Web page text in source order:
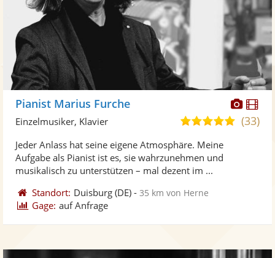
Pianist Marius Furche
5,0(33)
Einzelmusiker, Klavier
Jeder Anlass hat seine eigene Atmosphäre. Meine
Aufgabe als Pianist ist es, sie wahrzunehmen und
musikalisch zu unterstützen – mal dezent im ...
Standort: Duisburg (DE) -35 km von Herne
Gage: auf Anfrage